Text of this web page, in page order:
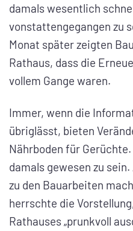
damals wesentlich
vonstattengegangen zu
Monat später zeigten
Rathaus, dass die
vollem Gange waren.
Immer, wenn die
übriglässt, bieten
Nährboden für
damals gewesen zu
zu den Bauarbeiten
herrschte die
Rathauses „prunkvoll